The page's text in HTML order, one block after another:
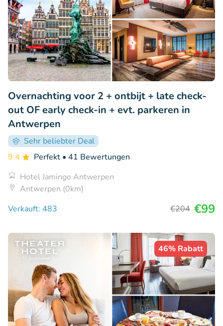
Overnachting voor 2 + ontbijt + late check-
out OF early check-in + evt. parkeren in
Antwerpen
Sehr beliebter Deal
9.4
Perfekt • 41 Bewertungen
Hotel Jamingo Antwerpen
Antwerpen (0km)
Verkauft: 483
€204 €99
46% Rabatt